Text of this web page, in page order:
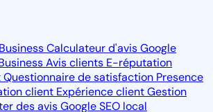
Calculateur d'avis Google
Avis clients E-réputation
Questionnaire de satisfaction Presence
client Expérience clientGestion
des avis GoogleSEO local